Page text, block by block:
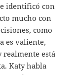
identificó con
mucho con
como
es valiente,
realmente está
Katy habla